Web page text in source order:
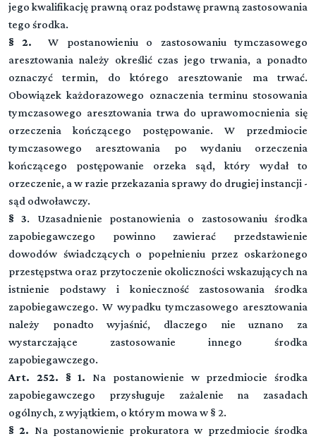
jego kwalifikację prawną oraz podstawę prawną zastosowania
tego środka.
§ 2. W postanowieniu o zastosowaniu tymczasowego
aresztowania należy określić czas jego trwania, a ponadto
oznaczyć termin, do którego aresztowanie ma trwać.
Obowiązek każdorazowego oznaczenia terminu stosowania
tymczasowego aresztowania trwa do uprawomocnienia się
orzeczenia kończącego postępowanie. W przedmiocie
tymczasowego aresztowania po wydaniu orzeczenia
kończącego postępowanie orzeka sąd, który wydał to
orzeczenie, a w razie przekazania sprawy do drugiej instancji -
sąd odwoławczy.
§ 3. Uzasadnienie postanowienia o zastosowaniu środka
zapobiegawczego powinno zawierać przedstawienie
dowodów świadczących o popełnieniu przez oskarżonego
przestępstwa oraz przytoczenie okoliczności wskazujących na
istnienie podstawy i konieczność zastosowania środka
zapobiegawczego. W wypadku tymczasowego aresztowania
należy ponadto wyjaśnić, dlaczego nie uznano za
wystarczające zastosowanie innego środka
zapobiegawczego.
Art. 252. § 1. Na postanowienie w przedmiocie środka
zapobiegawczego przysługuje zażalenie na zasadach
ogólnych, z wyjątkiem, o którym mowa w § 2.
§ 2. Na postanowienie prokuratora w przedmiocie środka